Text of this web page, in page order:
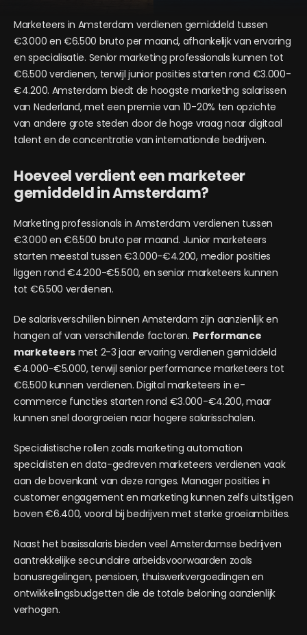
Marketeers in Amsterdam verdienen gemiddeld tussen
€3.000 en €6.500 bruto per maand, afhankelijk van ervaring
en specialisatie. Senior marketing professionals kunnen tot
€6.500 verdienen, terwijl junior posities starten rond €3.000-
€4.200. Amsterdam biedt de hoogste marketing salarissen
van Nederland, met een premie van 10-20% ten opzichte
van andere grote steden door de hoge vraag naar digitaal
talent en de concentratie van internationale bedrijven.
Hoeveel verdient een marketeer
gemiddeld in Amsterdam?
Marketing professionals in Amsterdam verdienen tussen
€3.000 en €6.500 bruto per maand. Junior marketeers
starten meestal tussen €3.000-€4.200, medior posities
liggen rond €4.200-€5.500, en senior marketeers kunnen
tot €6.500 verdienen.
De salarisverschillen binnen Amsterdam zijn aanzienlijk en
hangen af van verschillende factoren. Performance
marketeers met 2-3 jaar ervaring verdienen gemiddeld
€4.000-€5.000, terwijl senior performance marketeers tot
€6.500 kunnen verdienen. Digital marketeers in e-
commerce functies starten rond €3.000-€4.200, maar
kunnen snel doorgroeien naar hogere salarisschalen.
Specialistische rollen zoals marketing automation
specialisten en data-gedreven marketeers verdienen vaak
aan de bovenkant van deze ranges. Manager posities in
customer engagement en marketing kunnen zelfs uitstijgen
boven €6.400, vooral bij bedrijven met sterke groeiambities.
Naast het basissalaris bieden veel Amsterdamse bedrijven
aantrekkelijke secundaire arbeidsvoorwaarden zoals
bonusregelingen, pensioen, thuiswerkvergoedingen en
ontwikkelingsbudgetten die de totale beloning aanzienlijk
verhogen.